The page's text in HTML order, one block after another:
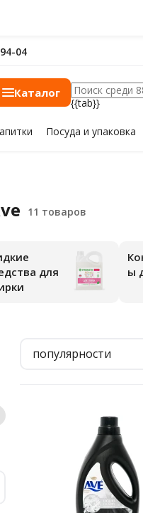
04
Каталог
{{tab}}
Посуда и упаковка
для
ы
популярности